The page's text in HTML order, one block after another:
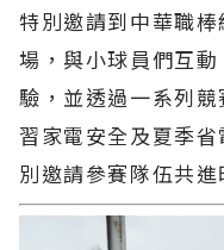
特別邀請到中華職
場，與小球員們互
驗，並透過一系列
習家電安全及夏季
別邀請參賽隊伍共